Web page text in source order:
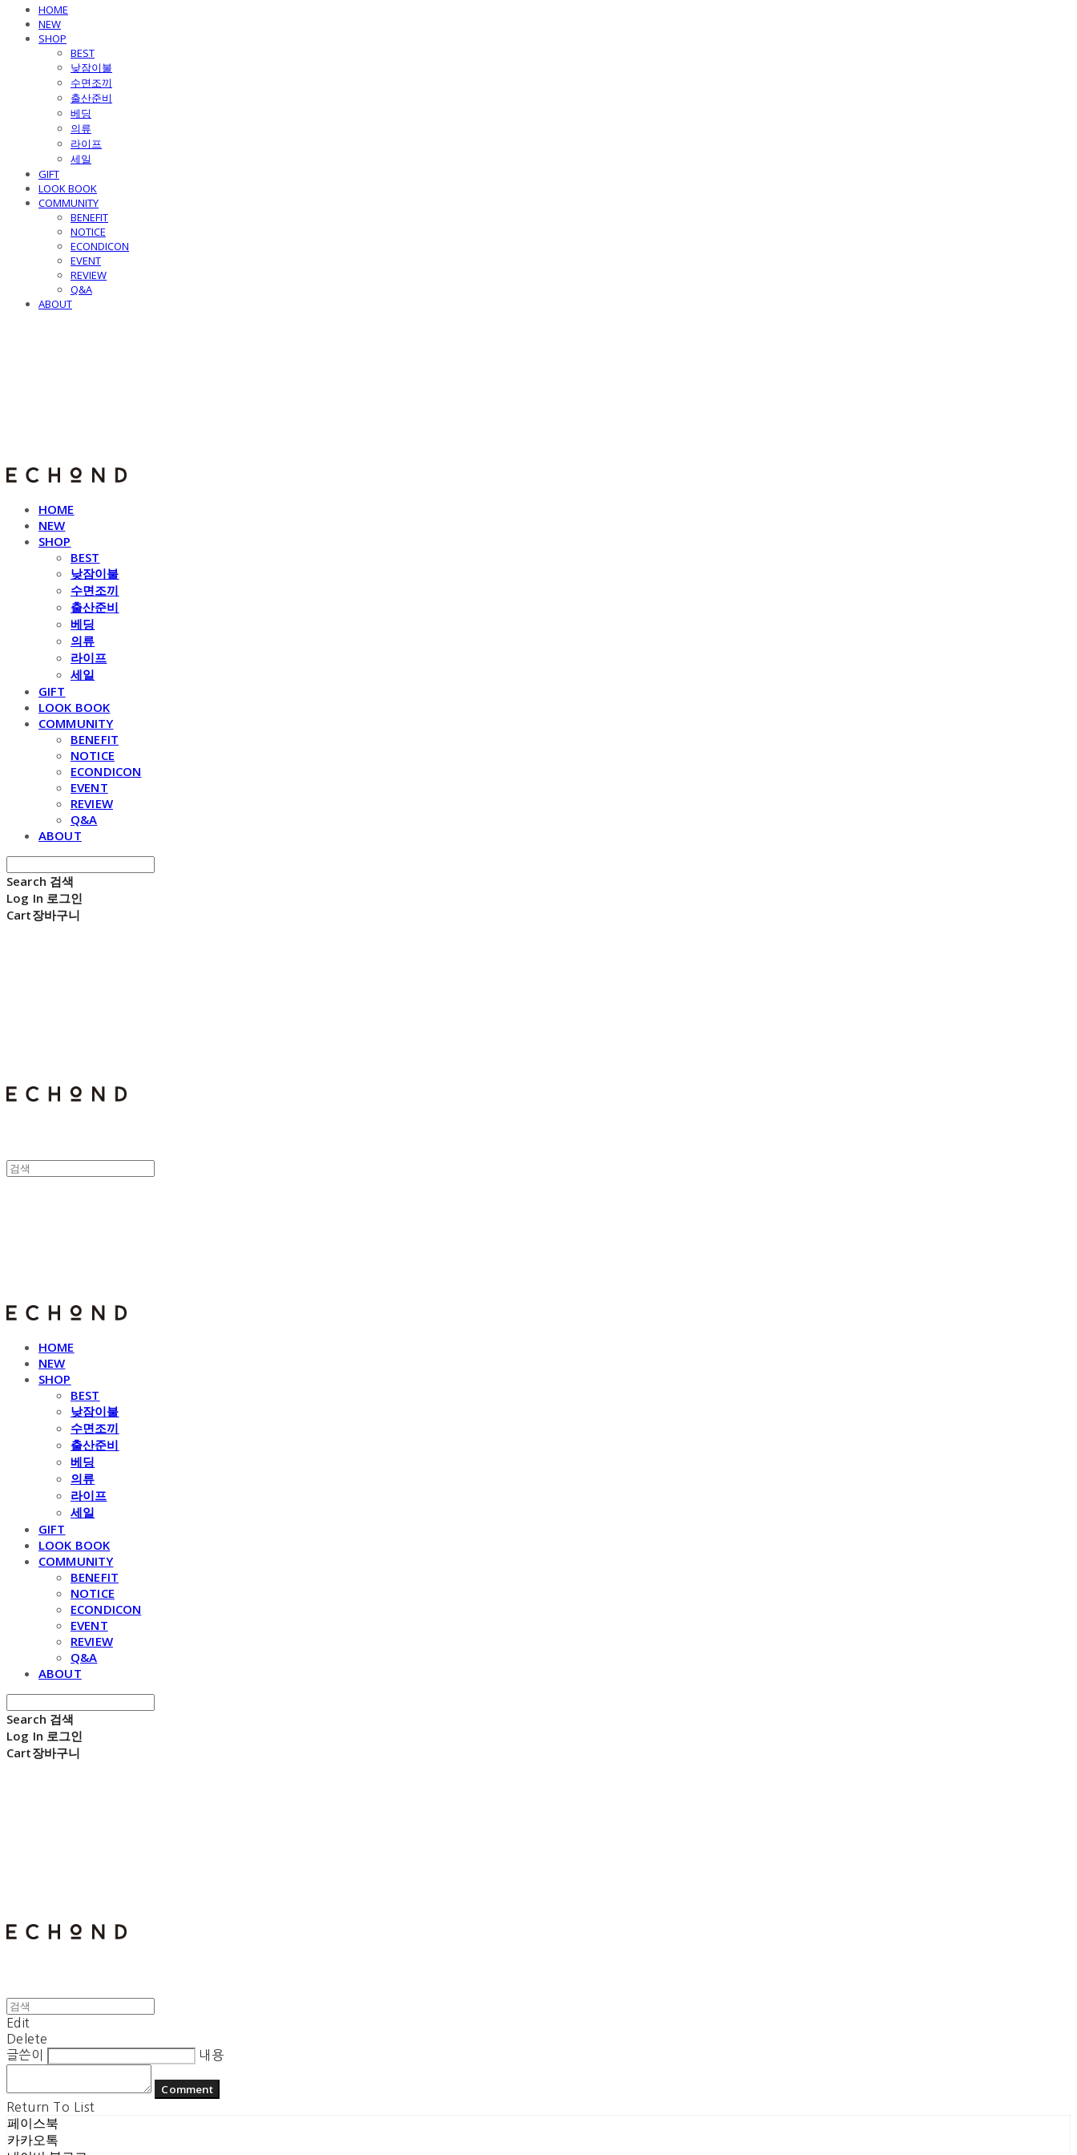
HOME
NEW
SHOP
BEST
낮잠이불
수면조끼
출산준비
베딩
의류
라이프
세일
GIFT
LOOK BOOK
COMMUNITY
BENEFIT
NOTICE
ECONDICON
EVENT
REVIEW
Q&A
ABOUT
HOME
NEW
SHOP
BEST
낮잠이불
수면조끼
출산준비
베딩
의류
라이프
세일
GIFT
LOOK BOOK
COMMUNITY
BENEFIT
NOTICE
ECONDICON
EVENT
REVIEW
Q&A
ABOUT
Search 검색
Log In 로그인
Cart장바구니
HOME
NEW
SHOP
BEST
낮잠이불
수면조끼
출산준비
베딩
의류
라이프
세일
GIFT
LOOK BOOK
COMMUNITY
BENEFIT
NOTICE
ECONDICON
EVENT
REVIEW
Q&A
ABOUT
Search 검색
Log In 로그인
Cart장바구니
Edit
Delete
글쓴이
내용
Comment
Return To List
페이스북
카카오톡